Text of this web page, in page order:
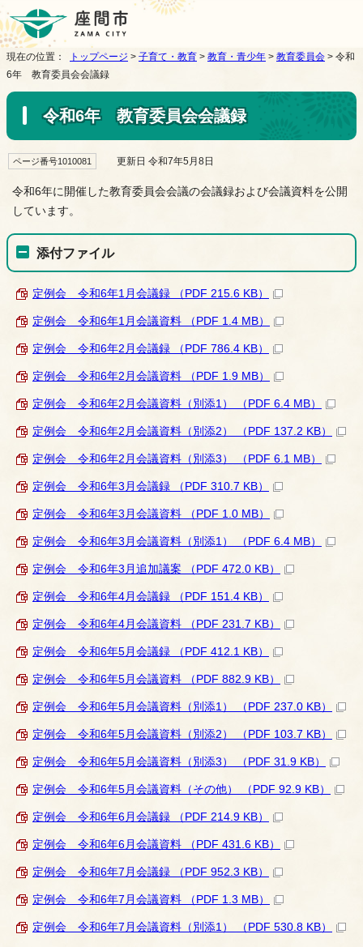
現在の位置： トップページ > 子育て・教育 > 教育・青少年 > 教育委員会 > 令和
6年 教育委員会会議録
令和6年 教育委員会会議録
ページ番号1010081 更新日 令和7年5月8日
令和6年に開催した教育委員会会議の会議録および会議資料を公開
しています。
添付ファイル
定例会 令和6年1月会議録 （PDF 215.6 KB）
定例会 令和6年1月会議資料 （PDF 1.4 MB）
定例会 令和6年2月会議録 （PDF 786.4 KB）
定例会 令和6年2月会議資料 （PDF 1.9 MB）
定例会 令和6年2月会議資料（別添1） （PDF 6.4 MB）
定例会 令和6年2月会議資料（別添2） （PDF 137.2 KB）
定例会 令和6年2月会議資料（別添3） （PDF 6.1 MB）
定例会 令和6年3月会議録 （PDF 310.7 KB）
定例会 令和6年3月会議資料 （PDF 1.0 MB）
定例会 令和6年3月会議資料（別添1） （PDF 6.4 MB）
定例会 令和6年3月追加議案 （PDF 472.0 KB）
定例会 令和6年4月会議録 （PDF 151.4 KB）
定例会 令和6年4月会議資料 （PDF 231.7 KB）
定例会 令和6年5月会議録 （PDF 412.1 KB）
定例会 令和6年5月会議資料 （PDF 882.9 KB）
定例会 令和6年5月会議資料（別添1） （PDF 237.0 KB）
定例会 令和6年5月会議資料（別添2） （PDF 103.7 KB）
定例会 令和6年5月会議資料（別添3） （PDF 31.9 KB）
定例会 令和6年5月会議資料（その他） （PDF 92.9 KB）
定例会 令和6年6月会議録 （PDF 214.9 KB）
定例会 令和6年6月会議資料 （PDF 431.6 KB）
定例会 令和6年7月会議録 （PDF 952.3 KB）
定例会 令和6年7月会議資料 （PDF 1.3 MB）
定例会 令和6年7月会議資料（別添1） （PDF 530.8 KB）